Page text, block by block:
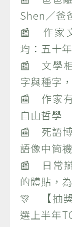
Shen／爸
📰 作家
均：五十
📰 文學
字與種字
📰 作家
自由哲學
📰 死語博
語像中筒
📰 日常
的體貼，
🎊 【抽
選上半年